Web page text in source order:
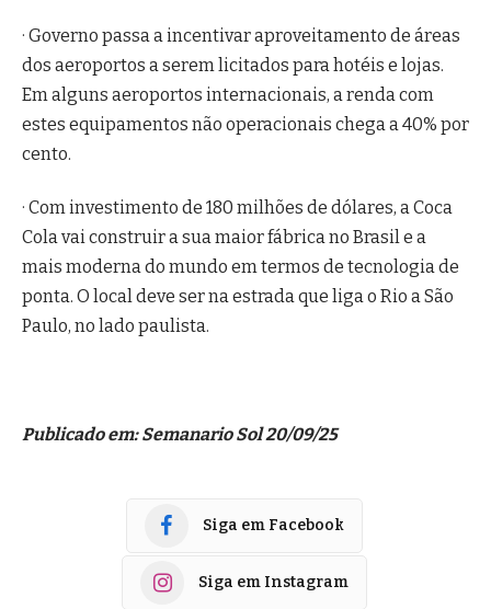
· Governo passa a incentivar aproveitamento de áreas
dos aeroportos a serem licitados para hotéis e lojas.
Em alguns aeroportos internacionais, a renda com
estes equipamentos não operacionais chega a 40% por
cento.
· Com investimento de 180 milhões de dólares, a Coca
Cola vai construir a sua maior fábrica no Brasil e a
mais moderna do mundo em termos de tecnologia de
ponta. O local deve ser na estrada que liga o Rio a São
Paulo, no lado paulista.
Publicado em: Semanario Sol 20/09/25
Siga em Facebook
Siga em Instagram